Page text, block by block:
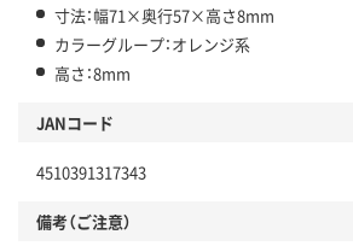
寸法：幅71×奥行57×高さ8mm
カラーグループ：オレンジ系
高さ：8mm
JANコード
4510391317343
備考（ご注意）